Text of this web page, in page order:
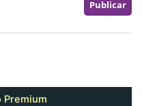
Premium